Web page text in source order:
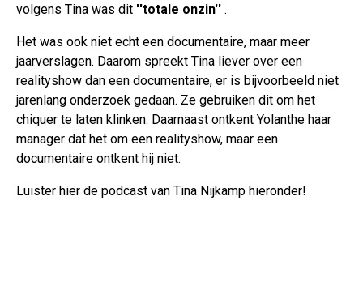
volgens Tina was dit ''totale onzin'' .
Het was ook niet echt een documentaire, maar meer
jaarverslagen. Daarom spreekt Tina liever over een
realityshow dan een documentaire, er is bijvoorbeeld niet
jarenlang onderzoek gedaan. Ze gebruiken dit om het
chiquer te laten klinken. Daarnaast ontkent Yolanthe haar
manager dat het om een realityshow, maar een
documentaire ontkent hij niet.
Luister hier de podcast van Tina Nijkamp hieronder!